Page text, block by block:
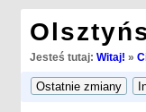
Jesteś tutaj: Witaj! »